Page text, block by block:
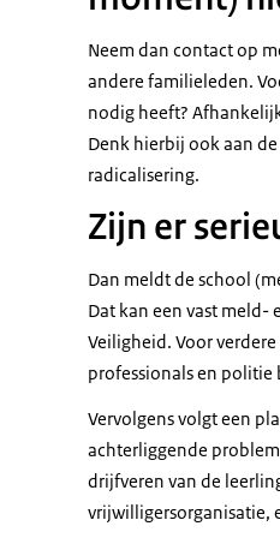
Neem dan contact op
andere familieleden.
nodig heeft?
Denk hierbij ook aan
radicalisering.
Zijn er
Dan meldt de school
Dat kan een vast meld-
Veiligheid. Voor
professionals en politie
Vervolgens volgt een
achterliggende
drijfveren van de
vrijwilligersorganisatie,